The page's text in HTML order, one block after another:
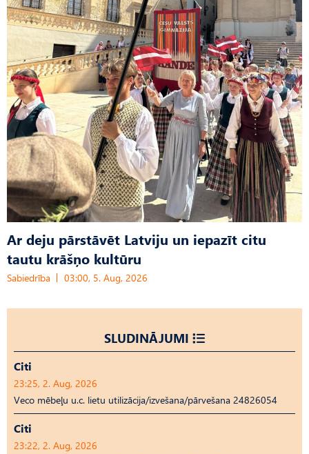
Ar deju pārstāvēt Latviju un iepazīt citu
tautu krāšņo kultūru
Sabiedrība 03:00, 5. Aug, 2026
SLUDINĀJUMI
Citi
23:25, 2. Aug, 2026
Veco mēbeļu u.c. lietu utilizācija/izvešana/pārvešana 24826054
Citi
23:22, 2. Aug, 2026